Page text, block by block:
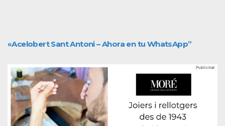
«Acelobert Sant Antoni – Ahora en tu WhatsApp”